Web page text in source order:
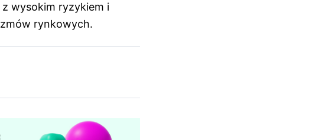
z wysokim ryzykiem i
rynkowych.